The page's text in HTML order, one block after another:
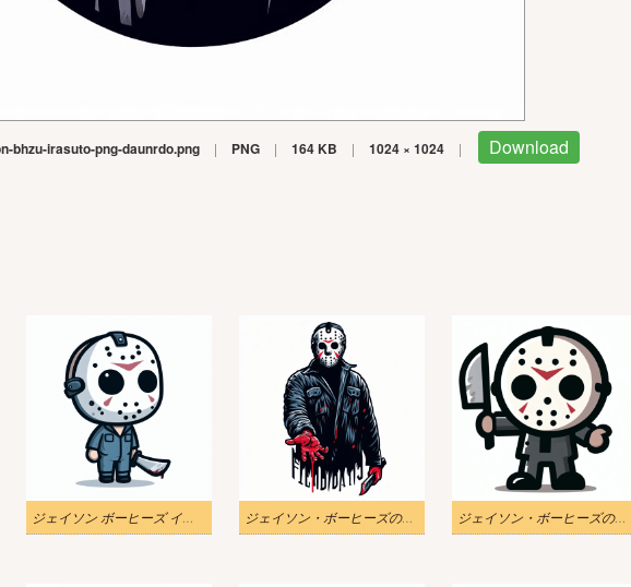
bhzu-irasuto-png-daunrdo.png | PNG | 164 KB | 1024 × 1024 | Download
ジェイソン ボーヒーズ イラスト画像 2 ジェイソン・ボーヒーズのイラスト無料画像 2 ジェイソン・ボーヒーズのイラスト写真